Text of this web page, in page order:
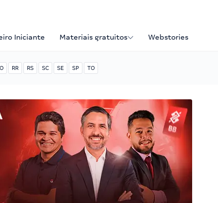
Iniciante Materiais gratuitos Webstories
RR RS SC SE SP TO